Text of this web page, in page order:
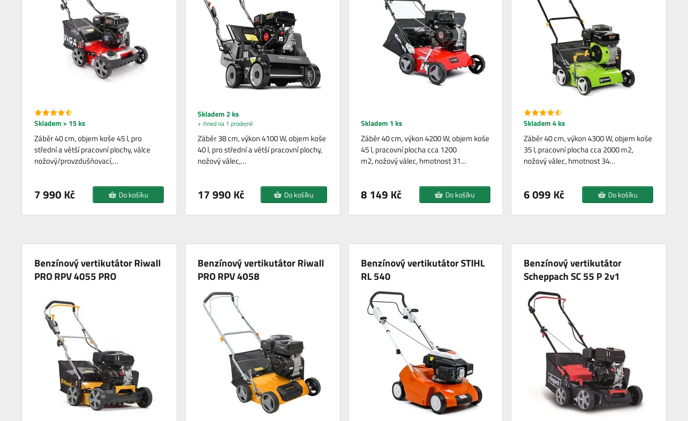
Skladem > 15 ks
Záběr 40 cm, objem koše 45 l, pro
střední a větší pracovní plochy, válce
nožový/provzdušňovací,…
7 990 Kč Do košíku
Skladem 2 ks
+ ihned na 1 prodejně
Záběr 38 cm, výkon 4100 W, objem koše
40 l, pro střední a větší pracovní plochy,
nožový válec,…
17 990 Kč Do košíku
Skladem 1 ks
Záběr 40 cm, výkon 4200 W, objem koše
45 l, pracovní plocha cca 1200
m2, nožový válec, hmotnost 31…
8 149 Kč Do košíku
Skladem 4 ks
Záběr 40 cm, výkon 4300 W, objem koše
35 l, pracovní plocha cca 2000 m2,
nožový válec, hmotnost 34…
6 099 Kč Do košíku
Benzínový vertikutátor Riwall
PRO RPV 4055 PRO
Benzínový vertikutátor Riwall
PRO RPV 4058
Benzínový vertikutátor STIHL
RL 540
Benzínový vertikutátor
Scheppach SC 55 P 2v1